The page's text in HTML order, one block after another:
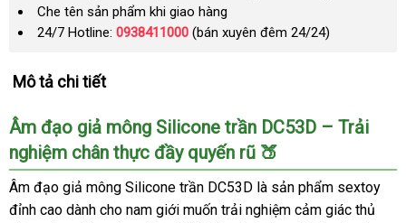
Che tên sản phẩm khi giao hàng
24/7 Hotline: 0938411000 (bán xuyên đêm 24/24)
Mô tả chi tiết
Âm đạo giả mông Silicone trần DC53D – Trải
nghiệm chân thực đầy quyến rũ 🍑
Âm đạo giả mông Silicone trần DC53D là sản phẩm sextoy
đỉnh cao dành cho nam giới muốn trải nghiệm cảm giác thủ